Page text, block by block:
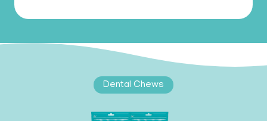
Dental Chews